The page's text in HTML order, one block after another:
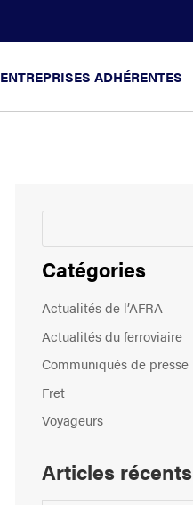
ENTREPRISES ADHÉRENTES
Catégories
Actualités de l’AFRA
Actualités du ferroviaire
Communiqués de presse
Fret
Voyageurs
Articles récents